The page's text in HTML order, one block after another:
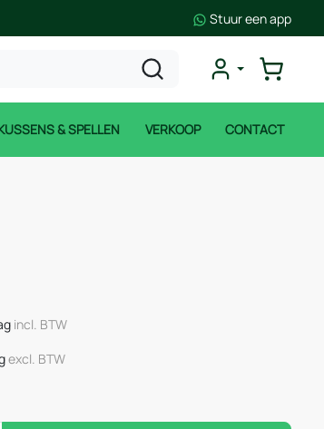
Stuur een app
& SPELLEN VERKOOP CONTACT
incl. BTW
excl. BTW